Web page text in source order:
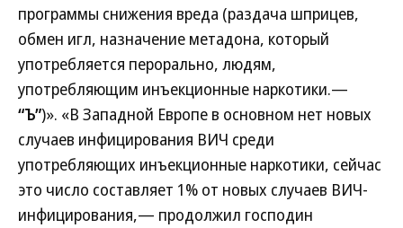
программы снижения вреда (раздача шприцев,
обмен игл, назначение метадона, который
употребляется перорально, людям,
употребляющим инъекционные наркотики.—
“Ъ”)». «В Западной Европе в основном нет новых
случаев инфицирования ВИЧ среди
употребляющих инъекционные наркотики, сейчас
это число составляет 1% от новых случаев ВИЧ-
инфицирования,— продолжил господин